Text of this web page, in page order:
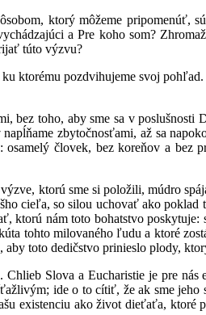
ktorý môžeme pripomenúť,
a Pre koho som?
túto výzvu?
ktorému pozdvihujeme svoj pohľad.
bez toho, aby sme sa v
zbytočnosťami, až sa
človek, bez koreňov a bez
ktorú sme si položili, múdro
cieľa, so silou uchovať ako
ktorú nám toto bohatstvo poskytuje:
tohto milovaného ľudu a ktoré
toto dedičstvo prinieslo plody,
Slova a Eucharistie je pre nás
ide o to cítiť, že ak sme
existenciu ako život dieťaťa, ktoré